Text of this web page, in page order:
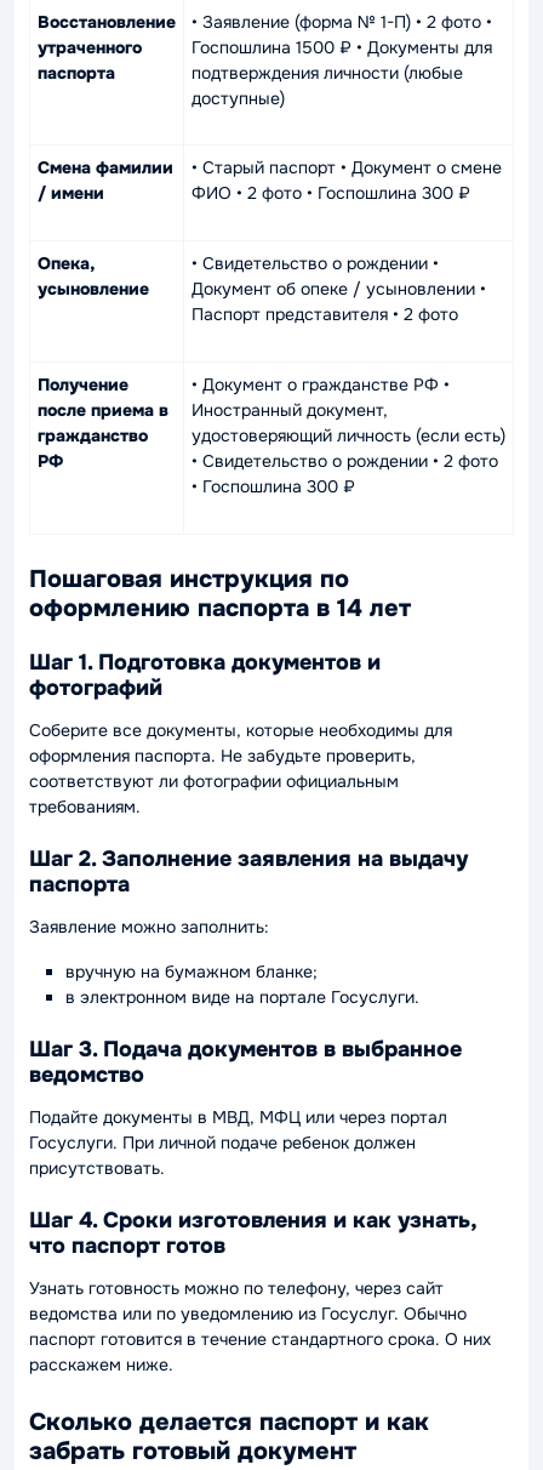
Восстановление
утраченного
паспорта
• Заявление (форма № 1-П) • 2 фото •
Госпошлина 1500 ₽ • Документы для
подтверждения личности (любые
доступные)
Смена фамилии
/ имени
• Старый паспорт • Документ о смене
ФИО • 2 фото • Госпошлина 300 ₽
Опека,
усыновление
• Свидетельство о рождении •
Документ об опеке / усыновлении •
Паспорт представителя • 2 фото
Получение
после приема в
гражданство
РФ
• Документ о гражданстве РФ •
Иностранный документ,
удостоверяющий личность (если есть)
• Свидетельство о рождении • 2 фото
• Госпошлина 300 ₽
Пошаговая инструкция по
оформлению паспорта в 14 лет
Шаг 1. Подготовка документов и
фотографий
Соберите все документы, которые необходимы для
оформления паспорта. Не забудьте проверить,
соответствуют ли фотографии официальным
требованиям.
Шаг 2. Заполнение заявления на выдачу
паспорта
Заявление можно заполнить:
вручную на бумажном бланке;
в электронном виде на портале Госуслуги.
Шаг 3. Подача документов в выбранное
ведомство
Подайте документы в МВД, МФЦ или через портал
Госуслуги. При личной подаче ребенок должен
присутствовать.
Шаг 4. Сроки изготовления и как узнать,
что паспорт готов
Узнать готовность можно по телефону, через сайт
ведомства или по уведомлению из Госуслуг. Обычно
паспорт готовится в течение стандартного срока. О них
расскажем ниже.
Сколько делается паспорт и как
забрать готовый документ